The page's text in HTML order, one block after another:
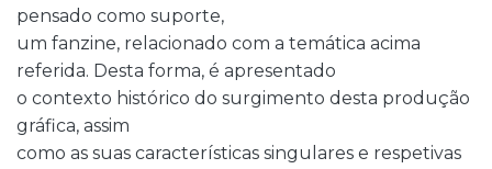
pensado como suporte,
um fanzine, relacionado com a temática acima
referida. Desta forma, é apresentado
o contexto histórico do surgimento desta produção
gráfica, assim
como as suas características singulares e respetivas